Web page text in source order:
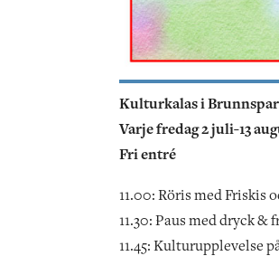
Kulturkalas i
Varje fredag 2 juli-13
Fri entré
11.00: Röris med Friskis
11.30: Paus med dryck &
11.45: Kulturupplevelse